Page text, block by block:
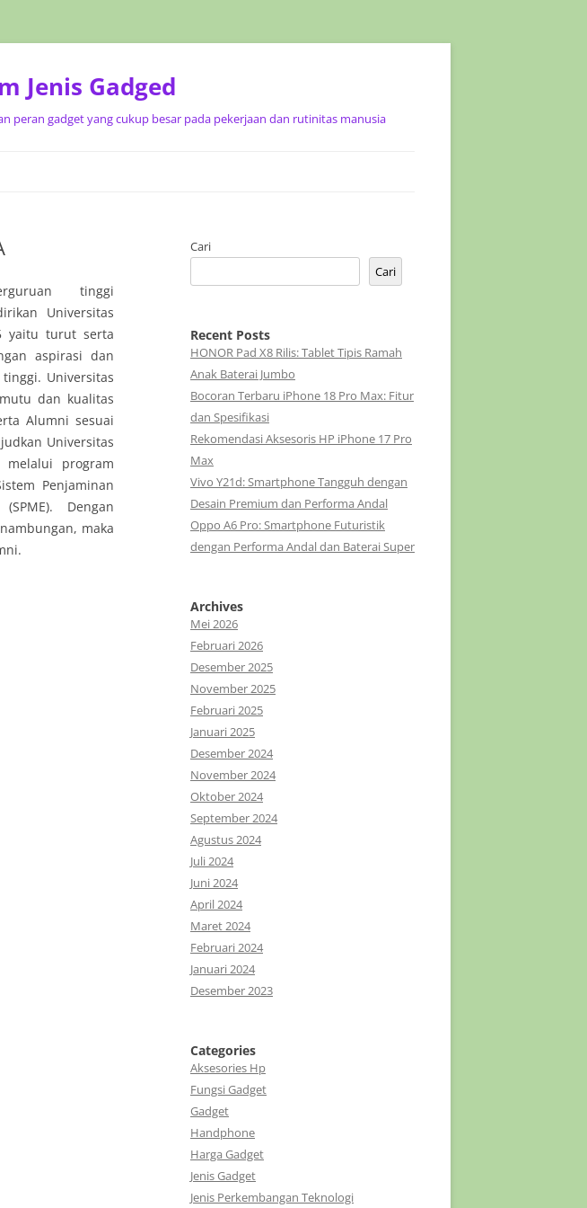
Jenis Gadged
peran gadget yang cukup besar pada pekerjaan dan rutinitas manusia
tinggi
Universitas
yaitu turut serta
aspirasi dan
Universitas
dan kualitas
Alumni sesuai
Universitas
program
Penjaminan
Dengan
maka
Cari
Cari
Recent Posts
HONOR Pad X8 Rilis: Tablet Tipis Ramah
Anak Baterai Jumbo
Bocoran Terbaru iPhone 18 Pro Max: Fitur
dan Spesifikasi
Rekomendasi Aksesoris HP iPhone 17 Pro
Max
Vivo Y21d: Smartphone Tangguh dengan
Desain Premium dan Performa Andal
Oppo A6 Pro: Smartphone Futuristik
dengan Performa Andal dan Baterai Super
Archives
Mei 2026
Februari 2026
Desember 2025
November 2025
Februari 2025
Januari 2025
Desember 2024
November 2024
Oktober 2024
September 2024
Agustus 2024
Juli 2024
Juni 2024
April 2024
Maret 2024
Februari 2024
Januari 2024
Desember 2023
Categories
Aksesories Hp
Fungsi Gadget
Gadget
Handphone
Harga Gadget
Jenis Gadget
Jenis Perkembangan Teknologi